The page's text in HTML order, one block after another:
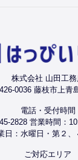
株式会社 山田工務
0036 藤枝市上青
電話・受付時間
2828 営業時間：
日：水曜日・第２、
ご対応エリア